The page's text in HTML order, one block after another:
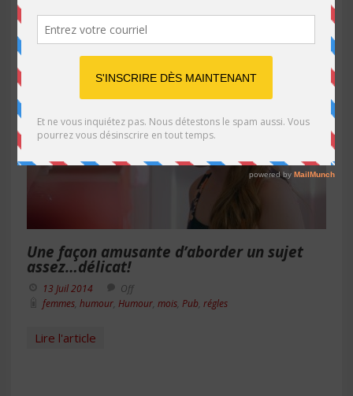
mois
Une façon amusante d’aborder un sujet
assez…délicat!
13 Juil 2014
Off
femmes humour Humour mois Pub régles
Lire l'article